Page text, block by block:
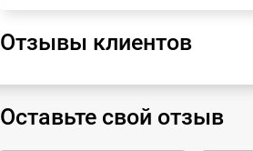
Отзывы клиентов
Оставьте свой отзыв